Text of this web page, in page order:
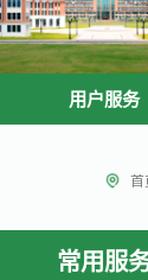
用户服务
首
常用服